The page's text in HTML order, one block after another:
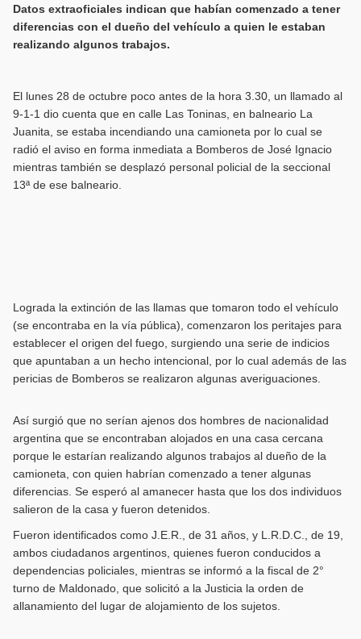
Datos extraoficiales indican que habían comenzado a tener
diferencias con el dueño del vehículo a quien le estaban
realizando algunos trabajos.
El lunes 28 de octubre poco antes de la hora 3.30, un llamado al
9-1-1 dio cuenta que en calle Las Toninas, en balneario La
Juanita, se estaba incendiando una camioneta por lo cual se
radió el aviso en forma inmediata a Bomberos de José Ignacio
mientras también se desplazó personal policial de la seccional
13ª de ese balneario.
Lograda la extinción de las llamas que tomaron todo el vehículo
(se encontraba en la vía pública), comenzaron los peritajes para
establecer el origen del fuego, surgiendo una serie de indicios
que apuntaban a un hecho intencional, por lo cual además de las
pericias de Bomberos se realizaron algunas averiguaciones.
Así surgió que no serían ajenos dos hombres de nacionalidad
argentina que se encontraban alojados en una casa cercana
porque le estarían realizando algunos trabajos al dueño de la
camioneta, con quien habrían comenzado a tener algunas
diferencias. Se esperó al amanecer hasta que los dos individuos
salieron de la casa y fueron detenidos.
Fueron identificados como J.E.R., de 31 años, y L.R.D.C., de 19,
ambos ciudadanos argentinos, quienes fueron conducidos a
dependencias policiales, mientras se informó a la fiscal de 2°
turno de Maldonado, que solicitó a la Justicia la orden de
allanamiento del lugar de alojamiento de los sujetos.